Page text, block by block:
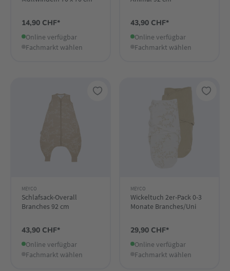
14,90 CHF*
Online verfügbar
Fachmarkt wählen
43,90 CHF*
Online verfügbar
Fachmarkt wählen
MEYCO
Schlafsack-Overall
Branches 92 cm
43,90 CHF*
Online verfügbar
Fachmarkt wählen
MEYCO
Wickeltuch 2er-Pack 0-3
Monate Branches/Uni
29,90 CHF*
Online verfügbar
Fachmarkt wählen